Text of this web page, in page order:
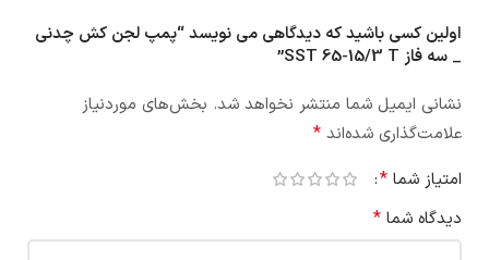
اولین کسی باشید که دیدگاهی می نویسد “پمپ لجن کش چدنی
_ سه فاز SST 65-15/3 T”
نشانی ایمیل شما منتشر نخواهد شد. بخش‌های موردنیاز
علامت‌گذاری شده‌اند *
امتیاز شما *
دیدگاه شما *